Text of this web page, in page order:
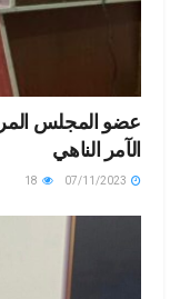
عضو المجلس
الآمر الناهي